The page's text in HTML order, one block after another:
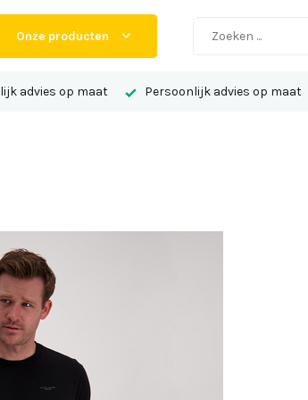
Onze producten
advies op maat Persoonlijk advies op maat